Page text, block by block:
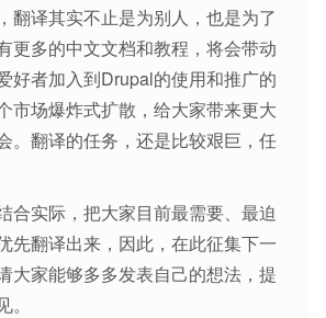
翻译其实不止是为别人，也是为了
更多的中文文档和教程，将会带动
好者加入到Drupal的使用和推广的
市场爆炸式扩散，给大家带来更大
。翻译的任务，还是比较艰巨，任
合实际，把大家目前最需要、最迫
先翻译出来，因此，在此征集下一
大家能够多多发表自己的想法，提